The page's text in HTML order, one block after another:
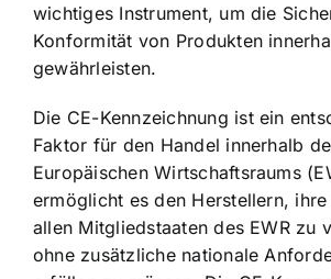
wichtiges Instrument, um die
Konformität von Produkten
gewährleisten.
Die CE-Kennzeichnung ist ein
Faktor für den Handel innerhalb
Europäischen Wirtschaftsraums
ermöglicht es den Herstellern,
allen Mitgliedstaaten des EWR zu
ohne zusätzliche nationale